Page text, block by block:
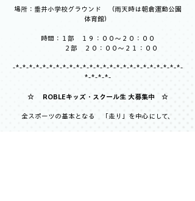
場所：垂井小学校グラウンド　（雨天時は朝倉運動公園
体育館）
時間：１部　１９：００～２０：００
２部　２０：００～２１：００
-*-*-*-*-*-*-*-*-*-*-*-*-*-*-*-*-*-*-*-*-*-*-*-*-*-
*-*-*-*-
☆ 　ROBLEキッズ・スクール生 大募集中　☆
全スポーツの基本となる　「走り」を中心にして、